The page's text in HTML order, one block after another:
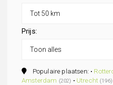
Prijs:
Populaire plaatsen: •
Amsterdam (202) • Utrecht (196)